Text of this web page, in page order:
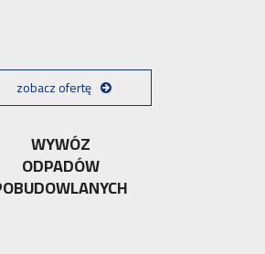
zobacz ofertę
WYWÓZ
ODPADÓW